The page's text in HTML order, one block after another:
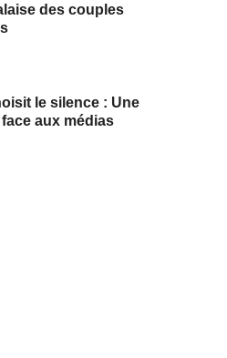
des couples
le silence : Une
aux médias